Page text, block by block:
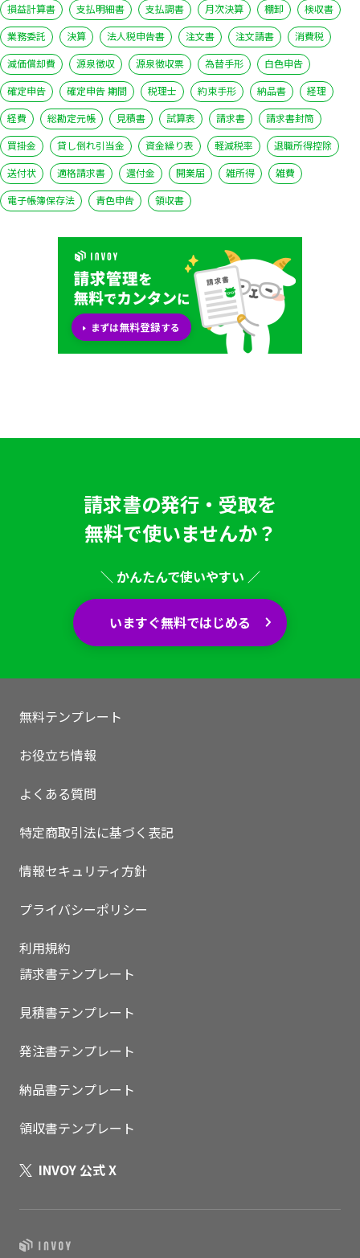
損益計算書
支払明細書 支払調書 月次決算 棚卸
検収書
業務委託
決算 法人税申告書 注文書 注文請書
消費税
減価償却費
源泉徴収 源泉徴収票 為替手形
白色申告
確定申告
確定申告 期間 税理士 約束手形 納品書
経理
経費
総勘定元帳 見積書 試算表 請求書
請求書封筒
買掛金
貸し倒れ引当金 資金繰り表 軽減税率
退職所得控除
送付状
適格請求書 還付金 開業届 雑所得
雑費
電子帳簿保存法
青色申告 領収書
請求書の発行・受取を
無料で使いませんか？
＼ かんたんで使いやすい ／
いますぐ無料ではじめる
無料テンプレート
お役立ち情報
よくある質問
特定商取引法に基づく表記
情報セキュリティ方針
プライバシーポリシー
利用規約
請求書テンプレート
見積書テンプレート
発注書テンプレート
納品書テンプレート
領収書テンプレート
INVOY 公式 X